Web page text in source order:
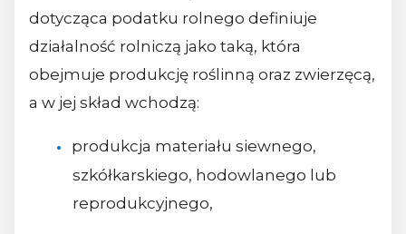
dotycząca podatku rolnego definiuje
działalność rolniczą jako taką, która
obejmuje produkcję roślinną oraz zwierzęcą,
a w jej skład wchodzą:
produkcja materiału siewnego,
szkółkarskiego, hodowlanego lub
reprodukcyjnego,